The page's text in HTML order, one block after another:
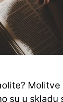
su u skladu